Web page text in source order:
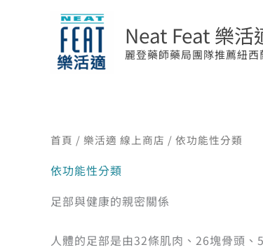
Neat Feat 樂活
麗登藥師藥局團隊推薦紐
首頁 / 樂活適 線上商店 / 依功能性分類
依功能性分類
足部與健康的親密關係
人體的足部是由32條肌肉、26塊骨頭